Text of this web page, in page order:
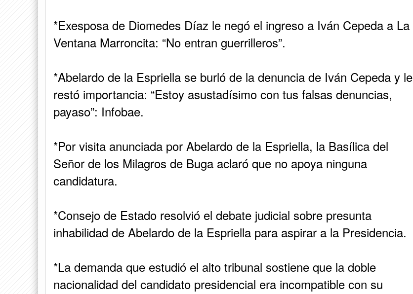
*Exesposa de Diomedes Díaz le negó el ingreso a Iván Cepeda a La
Ventana Marroncita: “No entran guerrilleros”.
*Abelardo de la Espriella se burló de la denuncia de Iván Cepeda y le
restó importancia: “Estoy asustadísimo con tus falsas denuncias,
payaso”: Infobae.
*Por visita anunciada por Abelardo de la Espriella, la Basílica del
Señor de los Milagros de Buga aclaró que no apoya ninguna
candidatura.
*Consejo de Estado resolvió el debate judicial sobre presunta
inhabilidad de Abelardo de la Espriella para aspirar a la Presidencia.
*La demanda que estudió el alto tribunal sostiene que la doble
nacionalidad del candidato presidencial era incompatible con su